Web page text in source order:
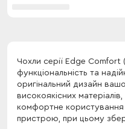
Чохли серії Edge Comfort
функціональність та
оригінальний дизайн
високоякісних
комфортне користування
пристрою, при цьому